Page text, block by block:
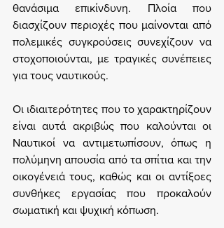
θανάσιμα επικίνδυνη. Πλοία που
διασχίζουν περιοχές που μαίνονται από
πολεμικές συγκρούσεις συνεχίζουν να
στοχοποιούνται, με τραγικές συνέπειες
για τους ναυτικούς.
Οι ιδιαιτερότητες που το χαρακτηρίζουν
είναι αυτά ακριβώς που καλούνται οι
Ναυτικοί να αντιμετωπίσουν, όπως η
πολύμηνη απουσία από τα σπίτια και την
οικογένειά τους, καθώς και οι αντίξοες
συνθήκες εργασίας που προκαλούν
σωματική και ψυχική κόπωση.